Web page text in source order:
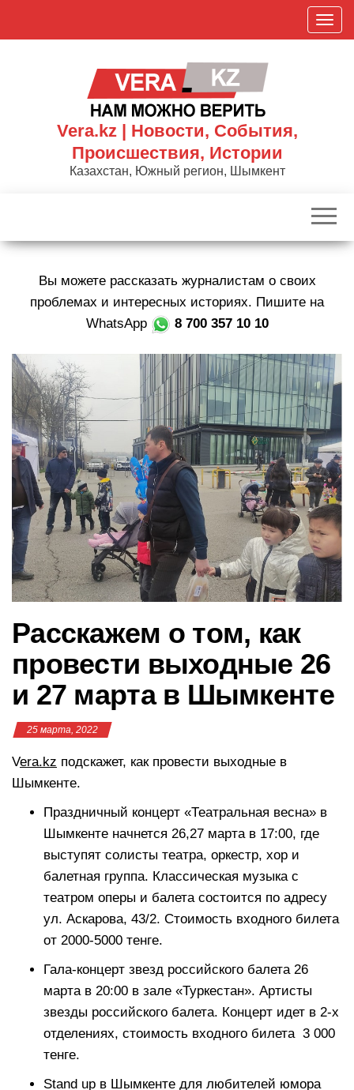
П
о
к
р
в
и
г
а
ц
и
ю
Vera.kz | Новости, События,
Происшествия, Истории
Казахстан, Южный регион, Шымкент
Вы можете рассказать журналистам о своих
проблемах и интересных историях. Пишите на
WhatsApp
8 700 357 10 10
Расскажем о том, как
провести выходные 26
и 27 марта в Шымкенте
25 марта, 2022
Vera.kz подскажет, как провести выходные в
Шымкенте.
Праздничный концерт «Театральная весна» в
Шымкенте начнется 26,27 марта в 17:00, где
выступят солисты театра, оркестр, хор и
балетная группа. Классическая музыка с
театром оперы и балета состоится по адресу
ул. Аскарова, 43/2. Стоимость входного билета
от 2000-5000 тенге.
Гала-концерт звезд российского балета 26
марта в 20:00 в зале «Туркестан». Артисты
звезды российского балета. Концерт идет в 2-х
отделениях, стоимость входного билета 3 000
тенге.
Stand up в Шымкенте для любителей юмора